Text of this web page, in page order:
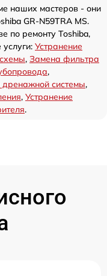
наших мастеров - они
GR-N59TRA MS.
по ремонту Toshiba,
Устранение
, Замена фильтра
,
дренажной системы,
, Устранение
.